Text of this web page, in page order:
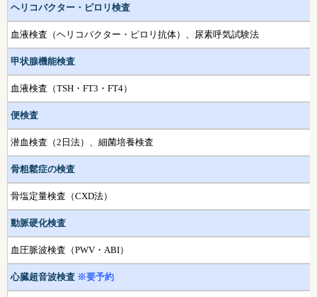
ヘリコバクター・ピロリ検査
血液検査（ヘリコバクター・ピロリ抗体）、尿素呼気試験法
甲状腺機能検査
血液検査（TSH・FT3・FT4）
便検査
潜血検査（2日法）、細菌培養検査
骨粗鬆症の検査
骨塩定量検査（CXD法）
動脈硬化検査
血圧脈波検査（PWV・ABI）
心臓超音波検査 ※要予約